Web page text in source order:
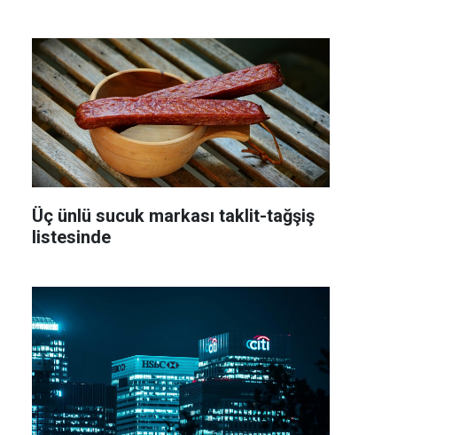
Üç ünlü sucuk markası taklit-tağşiş
listesinde